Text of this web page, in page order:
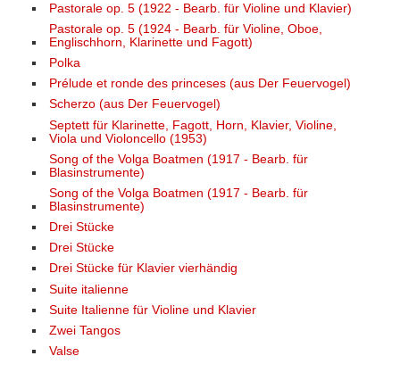
Pastorale op. 5 (1922 - Bearb. für Violine und Klavier)
Pastorale op. 5 (1924 - Bearb. für Violine, Oboe,
Englischhorn, Klarinette und Fagott)
Polka
Prélude et ronde des princeses (aus Der Feuervogel)
Scherzo (aus Der Feuervogel)
Septett für Klarinette, Fagott, Horn, Klavier, Violine,
Viola und Violoncello (1953)
Song of the Volga Boatmen (1917 - Bearb. für
Blasinstrumente)
Song of the Volga Boatmen (1917 - Bearb. für
Blasinstrumente)
Drei Stücke
Drei Stücke
Drei Stücke für Klavier vierhändig
Suite italienne
Suite Italienne für Violine und Klavier
Zwei Tangos
Valse